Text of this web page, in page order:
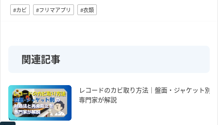
カビ フリマアプリ 衣類
関連記事
レコードのカビ取り方法｜盤面・ジャケット別
専門家が解説